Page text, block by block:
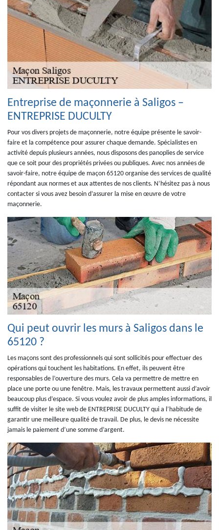
Entreprise de maçonnerie à Saligos –
ENTREPRISE DUCULTY
Pour vos divers projets de maçonnerie, notre équipe présente le savoir-
faire et la compétence pour assurer chaque demande. Spécialistes en
activité depuis plusieurs années, nous disposons des panoplies de service
que ce soit pour des propriétés privées ou publiques. Avec nos années de
savoir-faire, notre équipe de maçon 65120 organise des services de qualité
répondant aux normes et aux attentes de nos clients. N’hésitez pas à nous
contacter si vous avez besoin d’assurer la mise en œuvre de votre
maçonnerie.
Qui peut ouvrir les murs à Saligos dans le
65120 ?
Les maçons sont des professionnels qui sont sollicités pour effectuer des
opérations qui touchent les habitations. En effet, ils peuvent être
responsables de l’ouverture des murs. Cela va permettre de mettre en
place une porte ou une fenêtre. Mais, les travaux permettent aussi d’avoir
beaucoup plus d’espace. Si vous voulez avoir de plus amples informations, il
suffit de visiter le site web de ENTREPRISE DUCULTY qui a l’habitude de
garantir une meilleure qualité de travail. De plus, le devis ne nécessite
jamais le paiement d’une somme d’argent.